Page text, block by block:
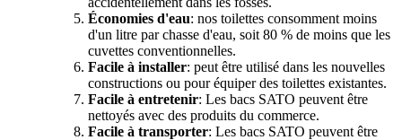
Économies d'eau: nos toilettes consomment moins
d'un litre par chasse d'eau, soit 80 % de moins que les
cuvettes conventionnelles.
Facile à installer: peut être utilisé dans les nouvelles
constructions ou pour équiper des toilettes existantes.
Facile à entretenir: Les bacs SATO peuvent être
nettoyés avec des produits du commerce.
Facile à transporter: Les bacs SATO peuvent être